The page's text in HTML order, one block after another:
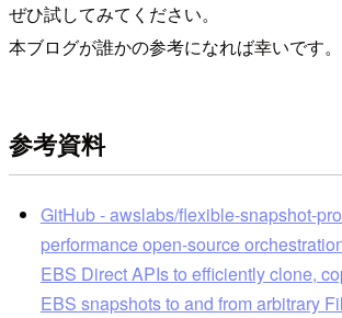
ぜひ試してみてください。
本ブログが誰かの参考になれば幸いです。
参考資料
GitHub - awslabs/flexible-snapshot-
performance open-source
EBS Direct APIs to efficiently clone,
EBS snapshots to and from arbitrary